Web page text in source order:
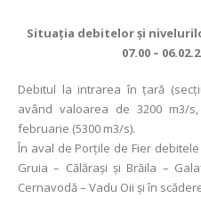
Situaţia debitelor şi
07.00 –
Debitul la intrarea în ţară
având valoarea de 3200 m3/
februarie (5300 m3/s).
În aval de Porţile de Fier
Gruia – Călărași și Brăila –
Cernavodă – Vadu Oii și în